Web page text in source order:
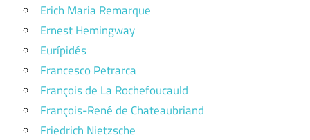
Erich Maria Remarque
Ernest Hemingway
Eurípidés
Francesco Petrarca
François de La Rochefoucauld
François-René de Chateaubriand
Friedrich Nietzsche